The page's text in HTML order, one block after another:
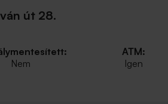
út 28.
Nem
ATM:
Igen